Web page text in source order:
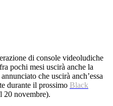
di console videoludiche
pochi mesi uscirà anche la
che uscirà anch’essa
durante il prossimo Black
20 novembre).